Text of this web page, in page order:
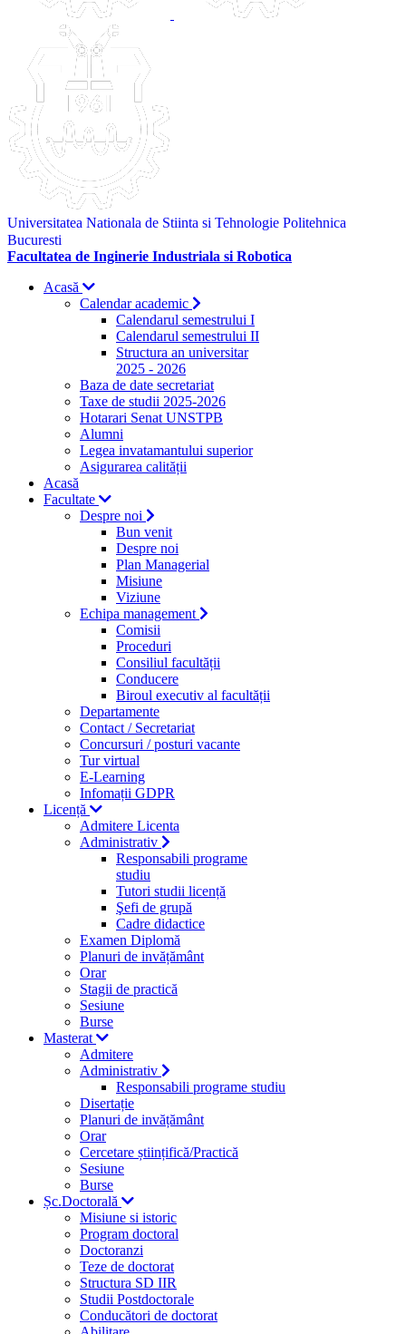
Universitatea Nationala de Stiinta si Tehnologie Politehnica
Bucuresti
Facultatea de Inginerie Industriala si Robotica
Acasă
Calendar academic
Calendarul semestrului I
Calendarul semestrului II
Structura an universitar
2025 - 2026
Baza de date secretariat
Taxe de studii 2025-2026
Hotarari Senat UNSTPB
Alumni
Legea invatamantului superior
Asigurarea calității
Acasă
Facultate
Despre noi
Bun venit
Despre noi
Plan Managerial
Misiune
Viziune
Echipa management
Comisii
Proceduri
Consiliul facultății
Conducere
Biroul executiv al facultății
Departamente
Contact / Secretariat
Concursuri / posturi vacante
Tur virtual
E-Learning
Infomații GDPR
Licență
Admitere Licenta
Administrativ
Responsabili programe
studiu
Tutori studii licență
Şefi de grupă
Cadre didactice
Examen Diplomă
Planuri de invățământ
Orar
Stagii de practică
Sesiune
Burse
Masterat
Admitere
Administrativ
Responsabili programe studiu
Disertație
Planuri de invățământ
Orar
Cercetare științifică/Practică
Sesiune
Burse
Șc.Doctorală
Misiune si istoric
Program doctoral
Doctoranzi
Teze de doctorat
Structura SD IIR
Studii Postdoctorale
Conducători de doctorat